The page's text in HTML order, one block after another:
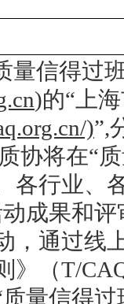
量信得过
)的“上
)”,
协将在“
各行业、
成果和
，通过线
》（T/
量信得